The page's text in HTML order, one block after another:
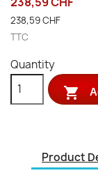
238,59 CHF
TTC
Quantity

Product